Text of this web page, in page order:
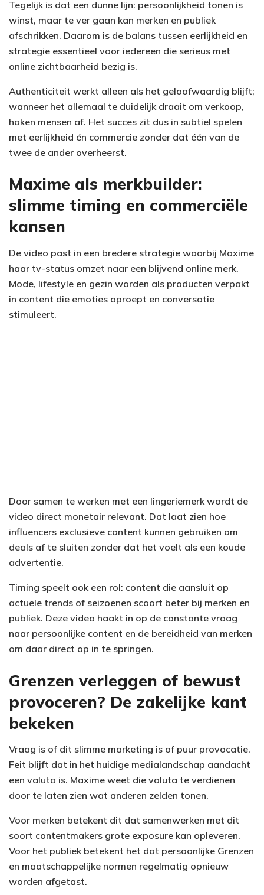
Tegelijk is dat een dunne lijn: persoonlijkheid tonen is
winst, maar te ver gaan kan merken en publiek
afschrikken. Daarom is de balans tussen eerlijkheid en
strategie essentieel voor iedereen die serieus met
online zichtbaarheid bezig is.
Authenticiteit werkt alleen als het geloofwaardig blijft;
wanneer het allemaal te duidelijk draait om verkoop,
haken mensen af. Het succes zit dus in subtiel spelen
met eerlijkheid én commercie zonder dat één van de
twee de ander overheerst.
Maxime als merkbuilder:
slimme timing en commerciële
kansen
De video past in een bredere strategie waarbij Maxime
haar tv-status omzet naar een blijvend online merk.
Mode, lifestyle en gezin worden als producten verpakt
in content die emoties oproept en conversatie
stimuleert.
Door samen te werken met een lingeriemerk wordt de
video direct monetair relevant. Dat laat zien hoe
influencers exclusieve content kunnen gebruiken om
deals af te sluiten zonder dat het voelt als een koude
advertentie.
Timing speelt ook een rol: content die aansluit op
actuele trends of seizoenen scoort beter bij merken en
publiek. Deze video haakt in op de constante vraag
naar persoonlijke content en de bereidheid van merken
om daar direct op in te springen.
Grenzen verleggen of bewust
provoceren? De zakelijke kant
bekeken
Vraag is of dit slimme marketing is of puur provocatie.
Feit blijft dat in het huidige medialandschap aandacht
een valuta is. Maxime weet die valuta te verdienen
door te laten zien wat anderen zelden tonen.
Voor merken betekent dit dat samenwerken met dit
soort contentmakers grote exposure kan opleveren.
Voor het publiek betekent het dat persoonlijke Grenzen
en maatschappelijke normen regelmatig opnieuw
worden afgetast.